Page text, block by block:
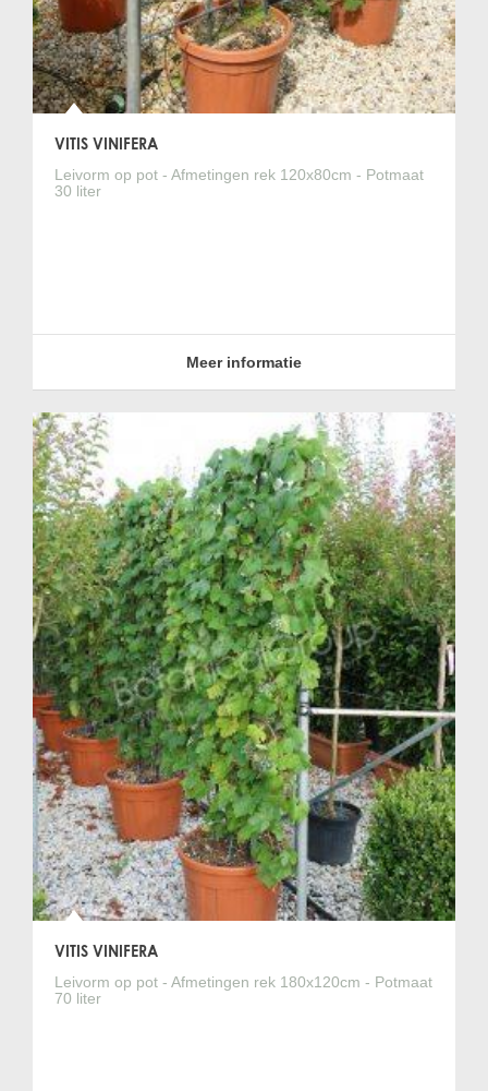
VITIS VINIFERA
Leivorm op pot - Afmetingen rek 120x80cm - Potmaat
30 liter
Meer informatie
VITIS VINIFERA
Leivorm op pot - Afmetingen rek 180x120cm - Potmaat
70 liter